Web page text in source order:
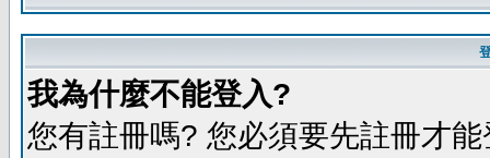
我為什麼不能登入?
您有註冊嗎? 您必須要先註冊才